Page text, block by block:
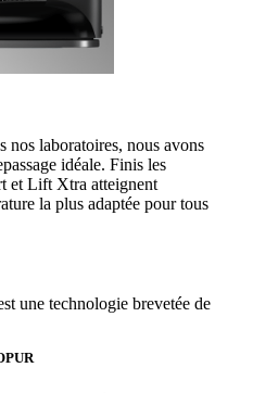
nos laboratoires, nous avons
idéale. Finis les
et Lift Xtra atteignent
la plus adaptée pour tous